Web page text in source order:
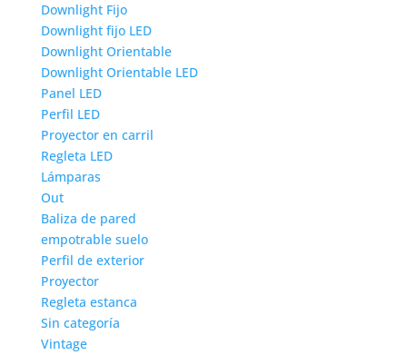
Downlight Fijo
Downlight fijo LED
Downlight Orientable
Downlight Orientable LED
Panel LED
Perfil LED
Proyector en carril
Regleta LED
Lámparas
Out
Baliza de pared
empotrable suelo
Perfil de exterior
Proyector
Regleta estanca
Sin categoría
Vintage